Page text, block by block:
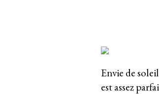
Envie de
est assez